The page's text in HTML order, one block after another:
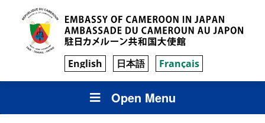
English 日本語 Français
Open Menu